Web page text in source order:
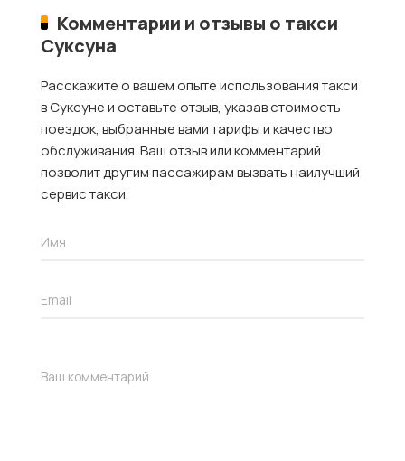
Комментарии и отзывы о такси
Суксуна
Расскажите о вашем опыте использования такси
в Суксуне и оставьте отзыв, указав стоимость
поездок, выбранные вами тарифы и качество
обслуживания. Ваш отзыв или комментарий
позволит другим пассажирам вызвать наилучший
сервис такси.